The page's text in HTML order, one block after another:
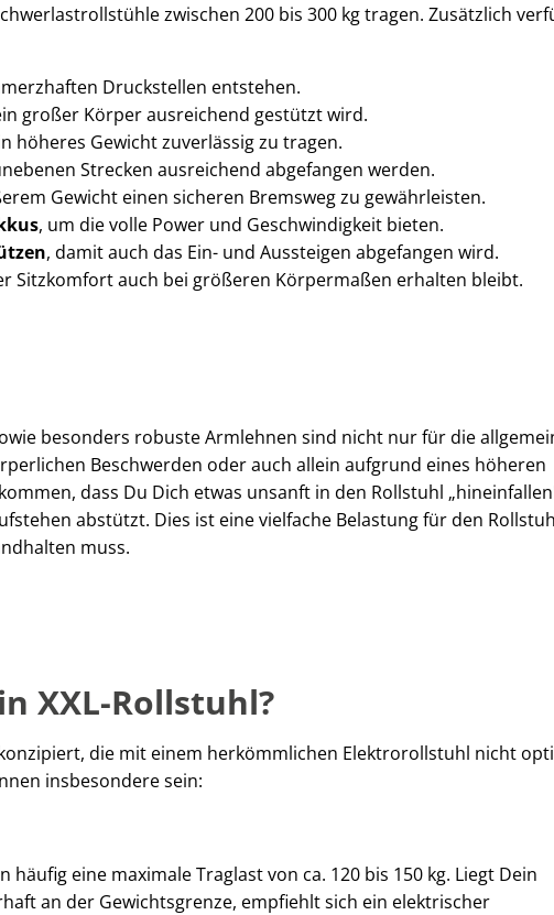
zwischen 200 bis 300 kg tragen. Zusätzlich
Druckstellen entstehen.
großer Körper ausreichend gestützt wird.
höheres Gewicht zuverlässig zu tragen.
Strecken ausreichend abgefangen werden.
Gewicht einen sicheren Bremsweg zu gewährleisten.
, um die volle Power und Geschwindigkeit bieten.
, damit auch das Ein- und Aussteigen abgefangen wird.
Sitzkomfort auch bei größeren Körpermaßen erhalten bleibt.
besonders robuste Armlehnen sind nicht nur für die
Beschwerden oder auch allein aufgrund eines höheren
dass Du Dich etwas unsanft in den Rollstuhl
abstützt. Dies ist eine vielfache Belastung für den
muss.
XXL-Rollstuhl?
die mit einem herkömmlichen Elektrorollstuhl nicht
insbesondere sein:
eine maximale Traglast von ca. 120 bis 150 kg. Liegt Dein
an der Gewichtsgrenze, empfiehlt sich ein elektrischer